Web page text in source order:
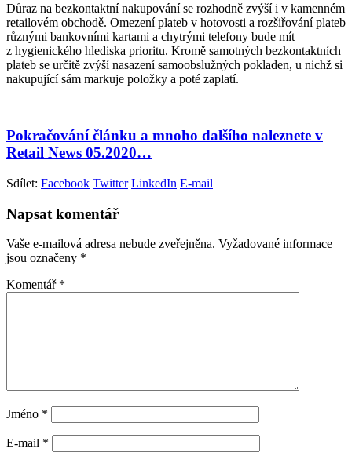
Důraz na bezkontaktní nakupování se rozhodně zvýší i v kamenném
retailovém obchodě. Omezení plateb v hotovosti a rozšiřování plateb
různými bankovními kartami a chytrými telefony bude mít
z hygienického hlediska prioritu. Kromě samotných bezkontaktních
plateb se určitě zvýší nasazení samoobslužných pokladen, u nichž si
nakupující sám markuje položky a poté zaplatí.
Pokračování článku a mnoho dalšího naleznete v
Retail News 05.2020…
Sdílet: Facebook Twitter LinkedIn E-mail
Napsat komentář
Vaše e-mailová adresa nebude zveřejněna. Vyžadované informace
jsou označeny *
Komentář *
Jméno *
E-mail *